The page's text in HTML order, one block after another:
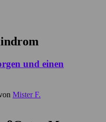
und einen
Mister F.